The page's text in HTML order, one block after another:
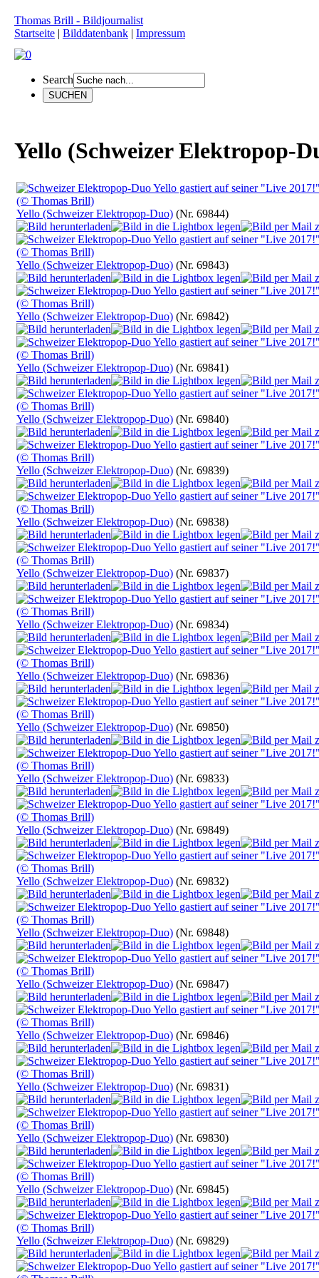
Thomas Brill - Bildjournalist
Startseite | Bilddatenbank | Impressum
Search
Yello (Schweizer Elektropop-
Yello (Schweizer Elektropop-Duo) (Nr. 69844)
Yello (Schweizer Elektropop-Duo) (Nr. 69843)
Yello (Schweizer Elektropop-Duo) (Nr. 69842)
Yello (Schweizer Elektropop-Duo) (Nr. 69841)
Yello (Schweizer Elektropop-Duo) (Nr. 69840)
Yello (Schweizer Elektropop-Duo) (Nr. 69839)
Yello (Schweizer Elektropop-Duo) (Nr. 69838)
Yello (Schweizer Elektropop-Duo) (Nr. 69837)
Yello (Schweizer Elektropop-Duo) (Nr. 69834)
Yello (Schweizer Elektropop-Duo) (Nr. 69836)
Yello (Schweizer Elektropop-Duo) (Nr. 69850)
Yello (Schweizer Elektropop-Duo) (Nr. 69833)
Yello (Schweizer Elektropop-Duo) (Nr. 69849)
Yello (Schweizer Elektropop-Duo) (Nr. 69832)
Yello (Schweizer Elektropop-Duo) (Nr. 69848)
Yello (Schweizer Elektropop-Duo) (Nr. 69847)
Yello (Schweizer Elektropop-Duo) (Nr. 69846)
Yello (Schweizer Elektropop-Duo) (Nr. 69831)
Yello (Schweizer Elektropop-Duo) (Nr. 69830)
Yello (Schweizer Elektropop-Duo) (Nr. 69845)
Yello (Schweizer Elektropop-Duo) (Nr. 69829)